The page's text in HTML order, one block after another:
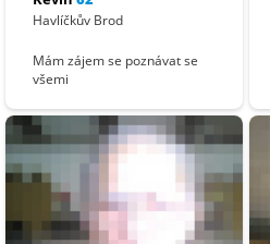
Havlíčkův Brod
Mám zájem se poznávat se
všemi